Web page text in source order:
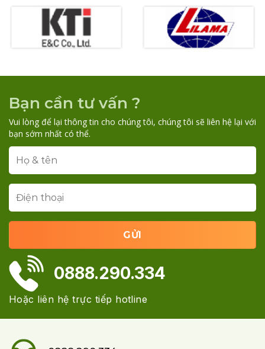
Bạn cần tư vấn ?
Vui lòng để lại thông tin cho chúng tôi, chúng tôi sẽ liên hệ lại với
bạn sớm nhất có thể.
0888.290.334
Hoặc liên hệ trực tiếp hotline